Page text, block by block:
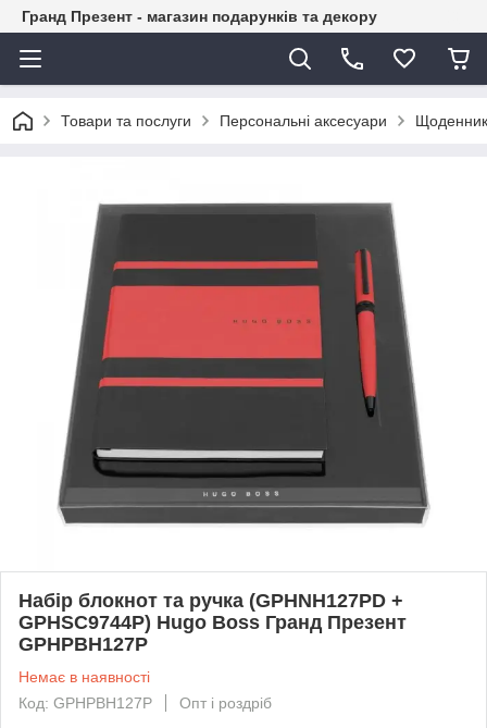
Гранд Презент - магазин подарунків та декору
Товари та послуги Персональні аксесуари
Набір блокнот та ручка (GPHNH127PD +
GPHSC9744P) Hugo Boss Гранд Презент
GPHPBH127P
Немає в наявності
Код: GPHPBH127P
Опт і роздріб